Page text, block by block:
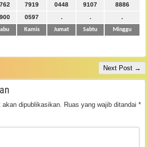
7919 0448 9107
8886
0597 . . .
Kamis Jumat Sabtu Minggu
Next Post →
dipublikasikan. Ruas yang wajib ditandai *